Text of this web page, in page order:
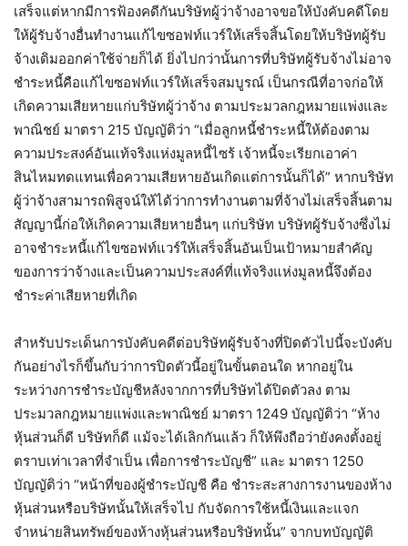
เสร็จแต่หากมีการฟ้องคดีกันบริษัทผู้ว่าจ้างอาจขอให้บังคับคดีโดย
ให้ผู้รับจ้างอื่นทำงานแก้ไขซอฟท์แวร์ให้เสร็จสิ้นโดยให้บริษัทผู้รับ
จ้างเดิมออกค่าใช้จ่ายก็ได้ ยิ่งไปกว่านั้นการที่บริษัทผู้รับจ้างไม่อาจ
ชำระหนี้คือแก้ไขซอฟท์แวร์ให้เสร็จสมบูรณ์ เป็นกรณีที่อาจก่อให้
เกิดความเสียหายแก่บริษัทผู้ว่าจ้าง ตามประมวลกฎหมายแพ่งและ
พาณิชย์ มาตรา 215 บัญญัติว่า “เมื่อลูกหนี้ชำระหนี้ให้ต้องตาม
ความประสงค์อันแท้จริงแห่งมูลหนี้ไซร้ เจ้าหนี้จะเรียกเอาค่า
สินไหมทดแทนเพื่อความเสียหายอันเกิดแต่การนั้นก็ได้” หากบริษัท
ผู้ว่าจ้างสามารถพิสูจน์ให้ได้ว่าการทำงานตามที่จ้างไม่เสร็จสิ้นตาม
สัญญานี้ก่อให้เกิดความเสียหายอื่นๆ แก่บริษัท บริษัทผู้รับจ้างซึ่งไม่
อาจชำระหนี้แก้ไขซอฟท์แวร์ให้เสร็จสิ้นอันเป็นเป้าหมายสำคัญ
ของการว่าจ้างและเป็นความประสงค์ที่แท้จริงแห่งมูลหนี้จึงต้อง
ชำระค่าเสียหายที่เกิด
สำหรับประเด็นการบังคับคดีต่อบริษัทผู้รับจ้างที่ปิดตัวไปนี้จะบังคับ
กันอย่างไรก็ขึ้นกับว่าการปิดตัวนี้อยู่ในขั้นตอนใด หากอยู่ใน
ระหว่างการชำระบัญชีหลังจากการที่บริษัทได้ปิดตัวลง ตาม
ประมวลกฎหมายแพ่งและพาณิชย์ มาตรา 1249 บัญญัติว่า “ห้าง
หุ้นส่วนก็ดี บริษัทก็ดี แม้จะได้เลิกกันแล้ว ก็ให้พึงถือว่ายังคงตั้งอยู่
ตราบเท่าเวลาที่จำเป็น เพื่อการชำระบัญชี” และ มาตรา 1250
บัญญัติว่า “หน้าที่ของผู้ชำระบัญชี คือ ชำระสะสางการงานของห้าง
หุ้นส่วนหรือบริษัทนั้นให้เสร็จไป กับจัดการใช้หนี้เงินและแจก
จำหน่ายสินทรัพย์ของห้างหุ้นส่วนหรือบริษัทนั้น” จากบทบัญญัติ